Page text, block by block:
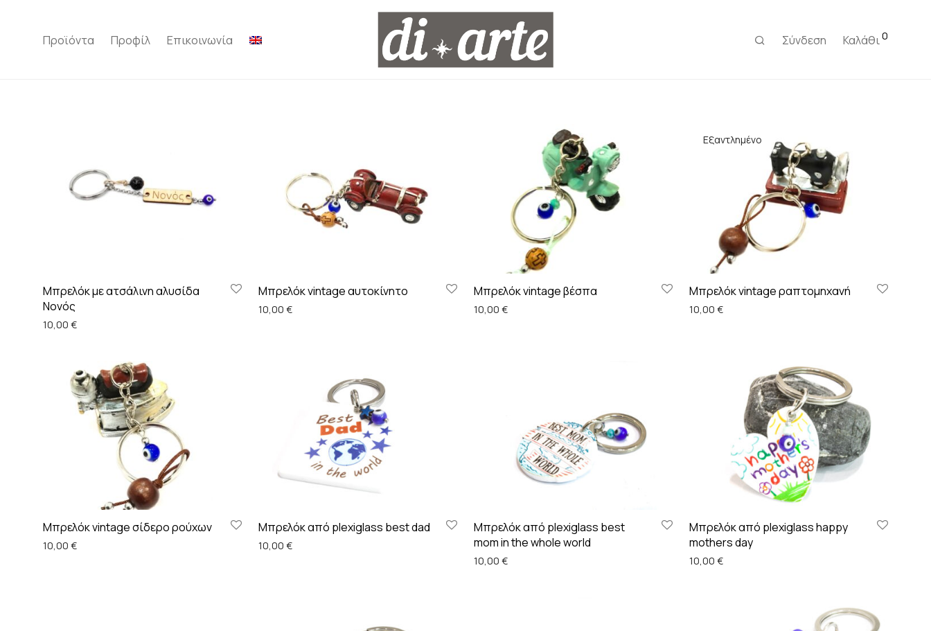
Προϊόντα Προφίλ Επικοινωνία Σύνδεση Καλάθι0
Mπρελόκ με ατσάλινη αλυσίδα
Νονός
10,00 €
Μπρελόκ vintage αυτοκίνητο
10,00 €
Μπρελόκ vintage βέσπα
10,00 €
Μπρελόκ vintage ραπτομηχανή
10,00 €
Μπρελόκ vintage σίδερο ρούχων
10,00 €
Μπρελόκ από plexiglass best dad
10,00 €
Μπρελόκ από plexiglass best
mom in the whole world
10,00 €
Μπρελόκ από plexiglass happy
mothers day
10,00 €